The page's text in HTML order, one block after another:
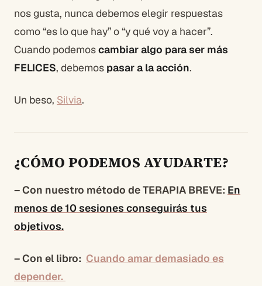
nos gusta, nunca debemos elegir respuestas
como “es lo que hay” o “y qué voy a hacer”.
Cuando podemoscambiar algo para ser más
FELICES, debemos pasar a la acción.
Un beso, Silvia.
¿CÓMO PODEMOS AYUDARTE?
– Con nuestro método de TERAPIA BREVE: En
menos de 10 sesiones conseguirás tus
objetivos.
– Con el libro: Cuando amar demasiado es
depender.